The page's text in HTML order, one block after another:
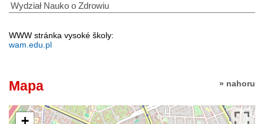
Wydział Nauko o Zdrowiu
WWW stránka vysoké školy:
wam.edu.pl
» nahoru
Mapa
+